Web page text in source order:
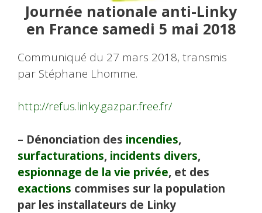
Journée nationale anti-Linky
en France samedi 5 mai 2018
Communiqué du 27 mars 2018, transmis
par Stéphane Lhomme.
http://refus.linky.gazpar.free.fr/
– Dénonciation des incendies,
surfacturations, incidents divers,
espionnage de la vie privée, et des
exactions commises sur la population
par les installateurs de Linky